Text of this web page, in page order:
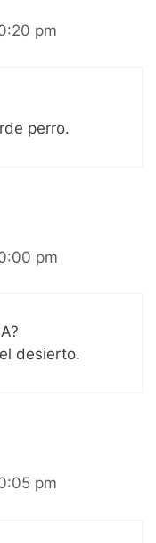
pm
perro.
pm
desierto.
pm